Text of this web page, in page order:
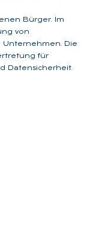
Bürger. Im
von
Die
für
Datensicherheit.